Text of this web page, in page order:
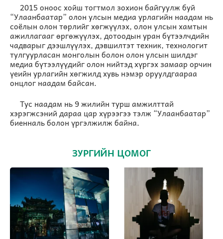
2015 оноос хойш тогтмол зохион байгуулж буй
“Улаанбаатар” олон улсын медиа урлагийн наадам нь
соёлын олон төрлийг хөгжүүлэх, олон улсын хамтын
ажиллагааг өргөжүүлэх, дотоодын уран бүтээлчдийн
чадварыг дээшлүүлэх, дэвшилтэт техник, технологит
тулгуурласан монголын болон олон улсын шилдэг
медиа бүтээлүүдийг олон нийтэд хүргэх замаар орчин
үеийн урлагийн хөгжилд хувь нэмэр оруулдгаараа
онцлог наадам байсан.
Тус наадам нь 9 жилийн турш амжилттай
хэрэгжсэний дараа цар хүрээгээ тэлж “Улаанбаатар”
биенналь болон үргэлжилж байна.
ЗУРГИЙН ЦОМОГ